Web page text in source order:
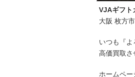
VJAギフト
大阪 枚方
いつも『よ
高価買取さ
ホームペー